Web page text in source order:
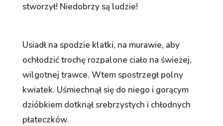
stworzył! Niedobrzy są ludzie!
Usiadł na spodzie klatki, na murawie, aby
ochłodzić trochę rozpalone ciało na świeżej,
wilgotnej trawce. Wtem spostrzegł polny
kwiatek. Uśmiechnął się do niego i gorącym
dzióbkiem dotknął srebrzystych i chłodnych
płateczków.